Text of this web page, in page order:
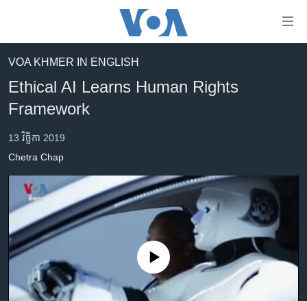
គេហទំព័រ​
រំលង​
និង​
ទៅ​​
ទំព័រ​
ព័ត៌មាន​​
ម្តង
រំលង​
និង​
ចូល​
អន្តរជាតិ
កម្ពុជាច្នៃប្រតិដ្ឋ
ព្រឹត្តិការណ៍ព័ត៌មាន
ទូរទស្សន៍ / វីដេអូ​
វិទ្យុ / ផតខាសថ៍
កម្មវិធីទាំងអស់
VOA KHMER IN ENGLISH
Ethical AI Learns Human Rights
Framework
13 វិច្ឆិកា 2019
Chetra Chap
No media source currently available